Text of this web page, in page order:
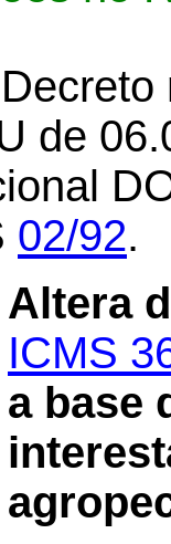
de
02/92.
Altera
ICMS
a base